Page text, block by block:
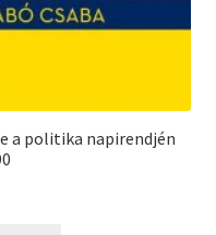
a politika napirendjén